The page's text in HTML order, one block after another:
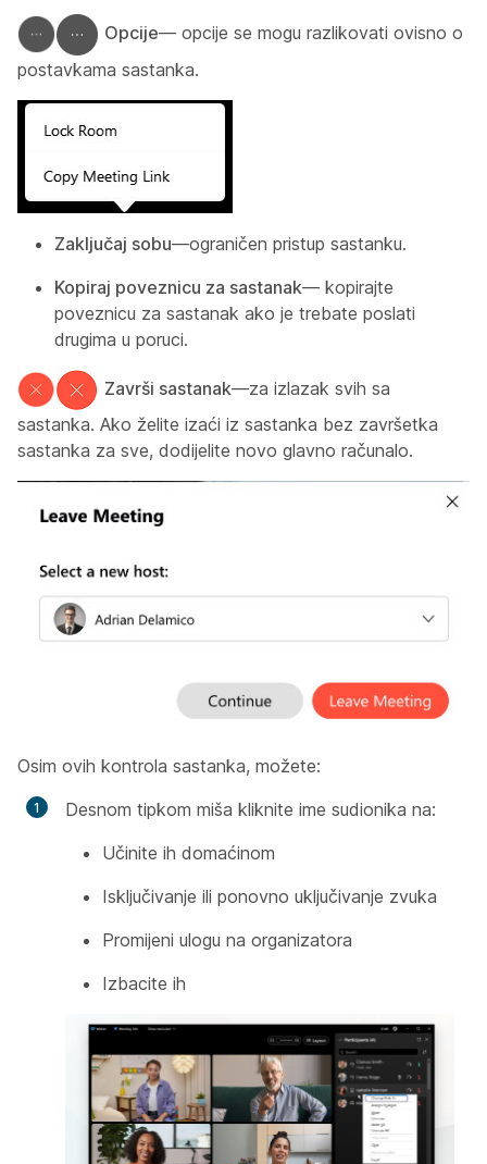
Opcije— opcije se mogu razlikovati ovisno o
postavkama sastanka.
Zaključaj sobu—ograničen pristup sastanku.
Kopiraj poveznicu za sastanak— kopirajte
poveznicu za sastanak ako je trebate poslati
drugima u poruci.
Završi sastanak—za izlazak svih sa
sastanka. Ako želite izaći iz sastanka bez završetka
sastanka za sve, dodijelite novo glavno računalo.
Osim ovih kontrola sastanka, možete:
Desnom tipkom miša kliknite ime sudionika na:
Učinite ih domaćinom
Isključivanje ili ponovno uključivanje zvuka
Promijeni ulogu na organizatora
Izbacite ih